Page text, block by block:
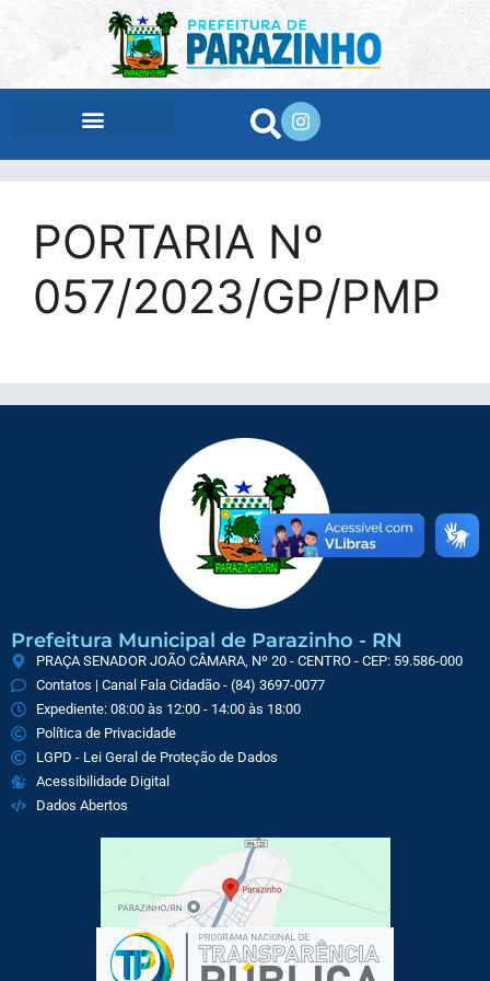
PORTARIA Nº
057/2023/GP/PMP
Prefeitura Municipal de Parazinho - RN
PRAÇA SENADOR JOÃO CÂMARA, Nº 20 - CENTRO - CEP: 59.586-000
Contatos | Canal Fala Cidadão - (84) 3697-0077
Expediente: 08:00 às 12:00 - 14:00 às 18:00
Política de Privacidade
LGPD - Lei Geral de Proteção de Dados
Acessibilidade Digital
Dados Abertos